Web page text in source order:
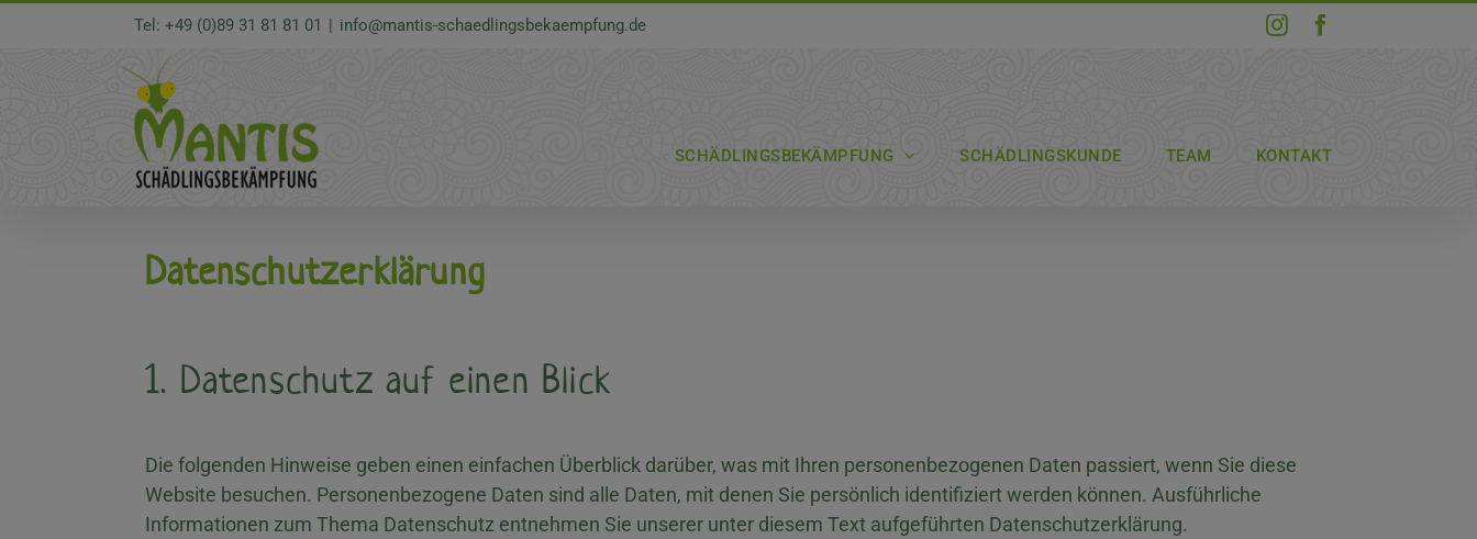
Tel: +49 (0)89 31 81 81 01 | info@mantis-schaedlingsbekaempfung.de Instagram
SCHÄDLINGSBEKÄMPFUNG SCHÄDLINGSKUNDE TEAM KONTAKT
Datenschutzerklärung
1. Datenschutz auf einen Blick
Die folgenden Hinweise geben einen einfachen Überblick darüber, was mit Ihren personenbezogenen Daten passiert, wenn Sie diese
Website besuchen. Personenbezogene Daten sind alle Daten, mit denen Sie persönlich identifiziert werden können. Ausführliche
Informationen zum Thema Datenschutz entnehmen Sie unserer unter diesem Text aufgeführten Datenschutzerklärung.